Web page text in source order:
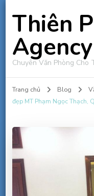
Thiên
Agency
Chuyên Văn Phòng Cho
Trang chủ Blog
đẹp MT Phạm Ngọc Thạch,